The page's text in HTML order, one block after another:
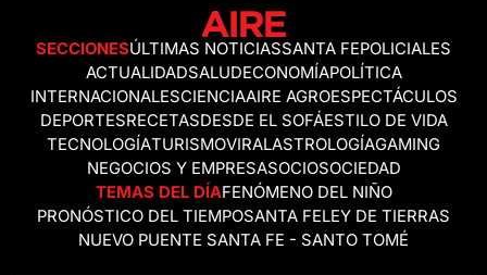
SECCIONESÚLTIMAS NOTICIASSANTA FEPOLICIALES
ACTUALIDADSALUDECONOMÍAPOLÍTICA
INTERNACIONALESCIENCIAAIRE AGROESPECTÁCULOS
DEPORTESRECETASDESDE EL SOFÁESTILO DE VIDA
TECNOLOGÍATURISMOVIRALASTROLOGÍAGAMING
NEGOCIOS Y EMPRESASOCIOSOCIEDAD
TEMAS DEL DÍAFENÓMENO DEL NIÑO
PRONÓSTICO DEL TIEMPOSANTA FELEY DE TIERRAS
NUEVO PUENTE SANTA FE - SANTO TOMÉ